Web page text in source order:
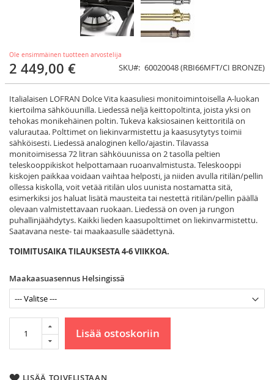
Ole ensimmäinen tuotteen arvostelija
2 449,00 € SKU 60020048 (RBI66MFT/CI BRONZE)
Italialaisen LOFRAN Dolce Vita kaasuliesi monitoimintoisella A-luokan
kiertoilma sähköuunilla. Liedessä neljä keittopoltinta, joista yksi on
tehokas monikehäinen poltin. Tukeva kaksiosainen keittoritilä on
valurautaa. Polttimet on liekinvarmistettu ja kaasusytytys toimii
sähköisesti. Liedessä analoginen kello/ajastin. Tilavassa
monitoimisessa 72 litran sähköuunissa on 2 tasolla peltien
teleskooppikiskot helpottamaan ruoanvalmistusta. Teleskooppi
kiskojen paikkaa voidaan vaihtaa helposti, ja niiden avulla ritilän/pellin
ollessa kiskolla, voit vetää ritilän ulos uunista nostamatta sitä,
esimerkiksi jos haluat lisätä mausteita tai nestettä ritilän/pellin päällä
olevaan valmistettavaan ruokaan. Liedessä on oven ja rungon
puhallinjäähdytys. Kaikki lieden kaasupolttimet on liekinvarmistettu.
Saatavana neste- tai maakaasulle säädettynä.
TOIMITUSAIKA TILAUKSESTA 4-6 VIIKKOA.
Maakaasuasennus Helsingissä
Lisää ostoskoriin